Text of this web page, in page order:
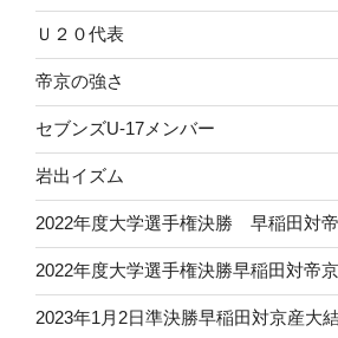
Ｕ２０代表
帝京の強さ
セブンズU-17メンバー
岩出イズム
2022年度大学選手権決勝 早稲田対
2022年度大学選手権決勝早稲田対帝京
2023年1月2日準決勝早稲田対京産大